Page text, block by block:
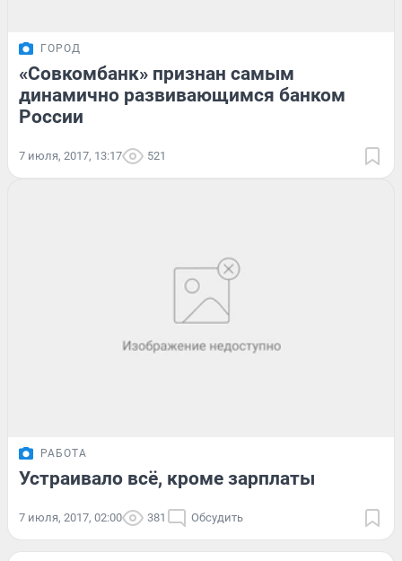
ГОРОД
«Совкомбанк» признан самым
динамично развивающимся банком
России
7 июля, 2017, 13:17 521
РАБОТА
Устраивало всё, кроме зарплаты
7 июля, 2017, 02:00 381 Обсудить